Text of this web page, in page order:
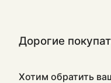
Дорогие
Хотим обратить